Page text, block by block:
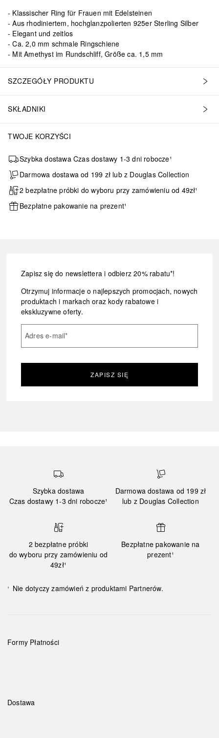
Klassischer Ring für Frauen mit Edelsteinen
Aus rhodiniertem, hochglanzpolierten 925er Sterling Silber
Elegant und zeitlos
Ca. 2,0 mm schmale Ringschiene
Mit Amethyst im Rundschliff, Größe ca. 1,5 mm
SZCZEGÓŁY PRODUKTU
SKŁADNIKI
TWOJE KORZYŚCI
Szybka dostawa Czas dostawy 1-3 dni robocze¹
Darmowa dostawa od 199 zł lub z Douglas Collection
2 bezpłatne próbki do wyboru przy zamówieniu od 49zł¹
Bezpłatne pakowanie na prezent¹
Zapisz się do newslettera i odbierz 20% rabatu*!
Otrzymuj informacje o najlepszych promocjach, nowych
produktach i markach oraz kody rabatowe i
ekskluzywne oferty.
Adres e-mail*
ZAPISZ SIĘ
Szybka dostawa
Czas dostawy 1-3 dni robocze¹
Darmowa dostawa od 199 zł
lub z Douglas Collection
2 bezpłatne próbki
do wyboru przy zamówieniu od
49zł¹
Bezpłatne pakowanie na
prezent¹
¹ Nie dotyczy zamówień z produktami Partnerów.
Formy Płatności
Dostawa